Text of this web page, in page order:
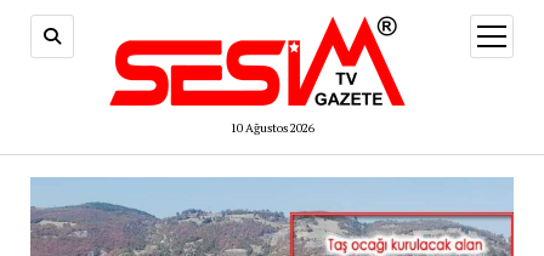
10 Ağustos 2026
aç